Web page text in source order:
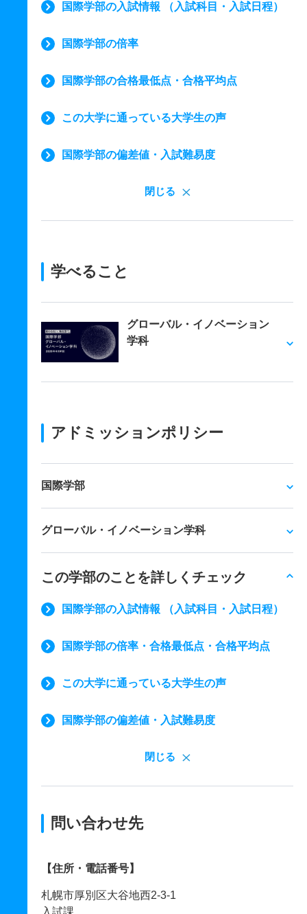
国際学部の入試情報 （入試科目・入試日程）
国際学部の倍率
国際学部の合格最低点・合格平均点
この大学に通っている大学生の声
国際学部の偏差値・入試難易度
閉じる
学べること
グローバル・イノベーション
学科
アドミッションポリシー
国際学部
グローバル・イノベーション学科
この学部のことを詳しくチェック
国際学部の入試情報 （入試科目・入試日程）
国際学部の倍率・合格最低点・合格平均点
この大学に通っている大学生の声
国際学部の偏差値・入試難易度
閉じる
問い合わせ先
【住所・電話番号】
札幌市厚別区大谷地西2-3-1
入試課